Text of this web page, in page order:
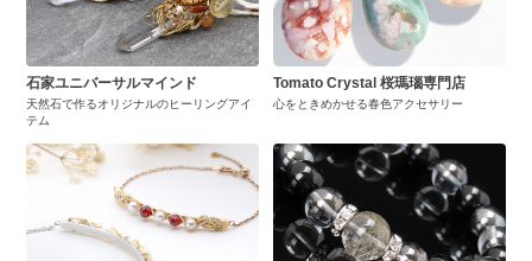
石家ユニバーサルマインド
天然石で作るオリジナルのヒーリングアイ
テム
Tomato Crystal 桜瑪瑙専門店
心をときめかせる春色アクセサリー